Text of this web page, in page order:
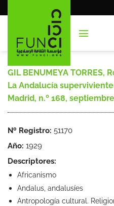
al
GIL BENUMEYA TORRES,
La Andalucía
Madrid, n.º 168,
Nº Registro: 51170
Año: 1929
Descriptores:
Africanismo
Andalus, andalusíes
Antropología cultural.